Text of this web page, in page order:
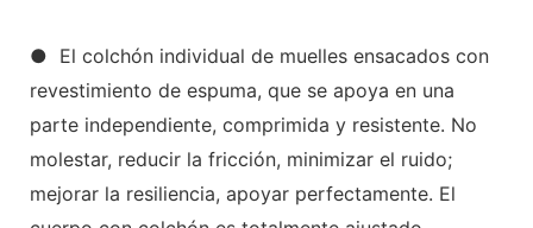
● El colchón individual de muelles ensacados con
revestimiento de espuma, que se apoya en una
parte independiente, comprimida y resistente. No
molestar, reducir la fricción, minimizar el ruido;
mejorar la resiliencia, apoyar perfectamente. El